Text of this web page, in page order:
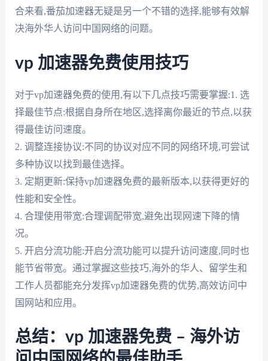
合来看,番茄加速器无疑是另一个不错的选择,能够有效解
决海外华人访问中国网络的问题。
vp 加速器免费使用技巧
对于vp加速器免费的使用,有以下几点技巧需要掌握:1. 选
择最佳节点:根据自身所在地区,选择离你最近的节点,以获
得最佳访问速度。
2. 调整连接协议:不同的协议对应不同的网络环境,可尝试
多种协议以找到最佳选择。
3. 定期更新:保持vp加速器免费的最新版本,以获得更好的
性能和安全性。
4. 合理使用带宽:合理调配带宽,避免出现网速下降的情
况。
5. 开启分流功能:开启分流功能可以提升访问速度,同时也
能节省带宽。通过掌握这些技巧,海外的华人、留学生和
工作人员都能充分发挥vp加速器免费的优势,高效访问中
国网站和应用。
总结：vp 加速器免费 – 海外访